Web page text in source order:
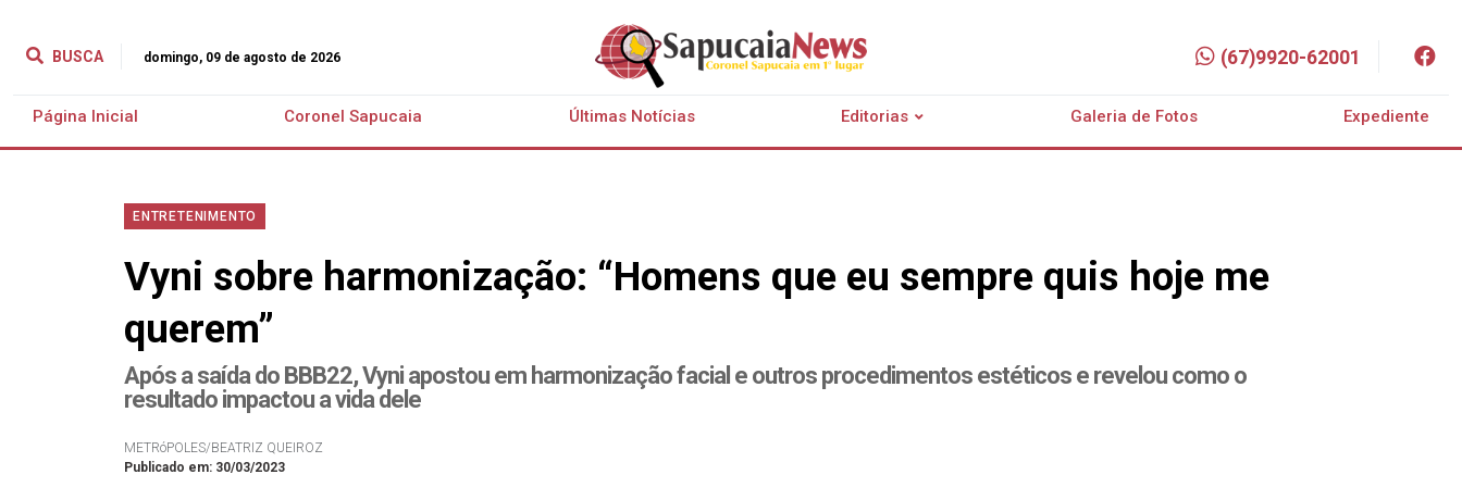
BUSCA domingo, 09 de agosto de 2026 (67)9920-62001
Página Inicial Coronel Sapucaia Últimas Notícias Editorias Galeria de Fotos Expediente
ENTRETENIMENTO
Vyni sobre harmonização: “Homens que eu sempre quis hoje me
querem”
Após a saída do BBB22, Vyni apostou em harmonização facial e outros procedimentos estéticos e revelou como o
resultado impactou a vida dele
METRóPOLES/BEATRIZ QUEIROZ
Publicado em: 30/03/2023